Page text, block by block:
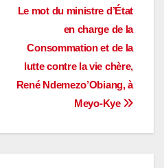
Le mot du ministre d’État
en charge de la
Consommation et de la
lutte contre la vie chère,
René Ndemezo’Obiang, à
Meyo-Kye